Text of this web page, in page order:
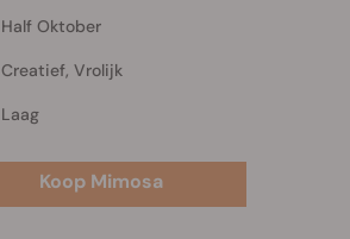
Half Oktober
Creatief, Vrolijk
Laag
Koop Mimosa